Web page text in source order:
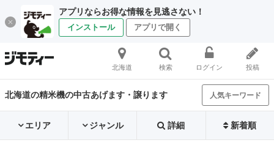
アプリならお得な情報を見逃さない！
インストール アプリで開く
北海道 検索 ログイン 投稿
北海道の精米機の中古あげます・譲ります 人気キーワード
エリア ジャンル 詳細 新着順